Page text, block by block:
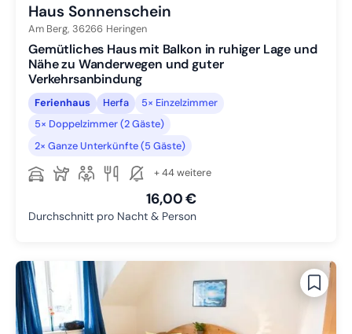
Haus Sonnenschein
Am Berg, 36266 Heringen
Gemütliches Haus mit Balkon in ruhiger Lage und
Nähe zu Wanderwegen und guter
Verkehrsanbindung
Ferienhaus Herfa
5× Einzelzimmer
5× Doppelzimmer (2 Gäste)
2× Ganze Unterkünfte (5 Gäste)
+ 44 weitere
16,00 €
Durchschnitt pro Nacht & Person